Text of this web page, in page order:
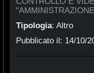
Tipologia: Altro
Pubblicato il: 14/10/